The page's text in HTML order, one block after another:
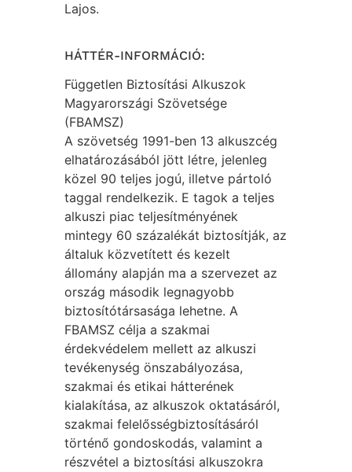
Lajos.
HÁTTÉR-INFORMÁCIÓ:
Független Biztosítási Alkuszok
Magyarországi Szövetsége
(FBAMSZ)
A szövetség 1991-ben 13 alkuszcég
elhatározásából jött létre, jelenleg
közel 90 teljes jogú, illetve pártoló
taggal rendelkezik. E tagok a teljes
alkuszi piac teljesítményének
mintegy 60 százalékát biztosítják, az
általuk közvetített és kezelt
állomány alapján ma a szervezet az
ország második legnagyobb
biztosítótársasága lehetne. A
FBAMSZ célja a szakmai
érdekvédelem mellett az alkuszi
tevékenység önszabályozása,
szakmai és etikai hátterének
kialakítása, az alkuszok oktatásáról,
szakmai felelősségbiztosításáról
történő gondoskodás, valamint a
részvétel a biztosítási alkuszokra